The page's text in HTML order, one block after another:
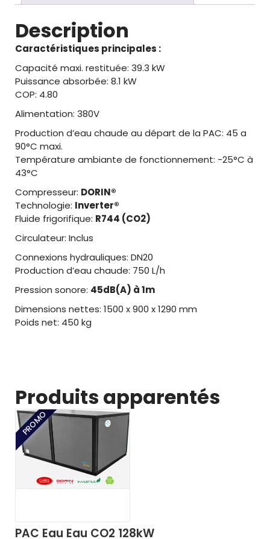
Description
Caractéristiques principales :
Capacité maxi. restituée: 39.3 kW
Puissance absorbée: 8.1 kW
COP: 4.80
Alimentation: 380V
Production d’eau chaude au départ de la PAC: 45 a
90°C maxi.
Température ambiante de fonctionnement: -25°C à
43°C
Compresseur: DORIN®
Technologie: Inverter®
Fluide frigorifique: R744 (CO2)
Circulateur: Inclus
Connexions hydrauliques: DN20
Production d’eau chaude: 750 L/h
Pression sonore: 45dB(A) à 1m
Dimensions nettes: 1500 x 900 x 1290 mm
Poids net: 450 kg
Produits apparentés
PROMO
PAC Eau Eau CO2 128kW